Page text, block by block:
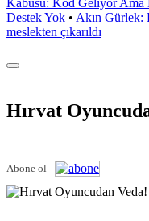
Kabusu: Kod Geliyor Ama
Destek Yok • Akın Gürlek:
meslekten çıkarıldı
Hırvat
Abone ol